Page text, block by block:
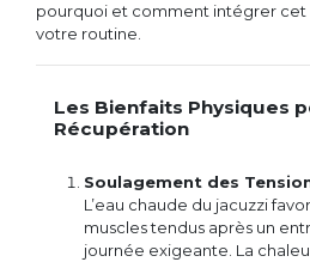
pourquoi et comment intégrer
votre routine.
Les Bienfaits Physiques
Récupération
Soulagement des
L’eau chaude du jacuzzi
muscles tendus après un
journée exigeante. La